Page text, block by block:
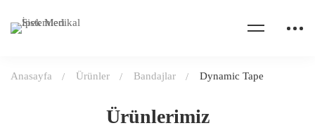
Ürünlerimiz
Anasayfa Ürünler Bandajlar Dynamic Tape